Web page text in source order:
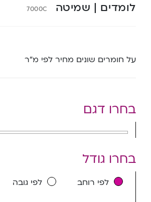
לומדים | שמיטה
7000C
על חומרים שונים מחיר לפי מ”ר
בחרו דגם
בחרו גודל
לפי רוחב לפי גובה